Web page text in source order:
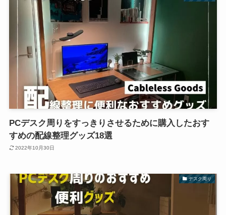
PCデスク周りをすっきりさせるために購入したおす
すめの配線整理グッズ18選
2022年10月30日
デスク周り